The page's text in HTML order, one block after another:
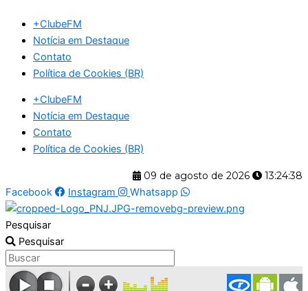
para
conteúdo
+ClubeFM
Notícia em Destaque
Contato
Política de Cookies (BR)
+ClubeFM
Notícia em Destaque
Contato
Política de Cookies (BR)
09 de agosto de 2026
13:24:38
Facebook
Instagram Whatsapp
Pesquisar
Pesquisar